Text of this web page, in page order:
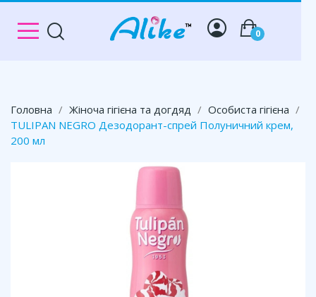
0
Головна Жіноча гігієна та догдяд
Особиста гігієна
TULIPAN NEGRO Дезодорант-спрей Полуничний крем,
200 мл